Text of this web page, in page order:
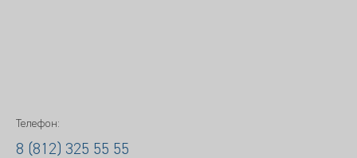
Телефон:
8 (812) 325 55 55